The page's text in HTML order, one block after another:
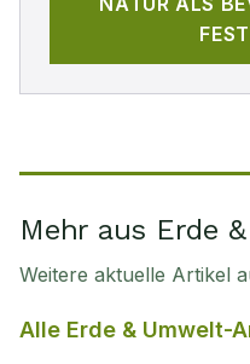
Mehr aus Erde
Weitere aktuelle Artikel
Alle Erde & Umwelt-